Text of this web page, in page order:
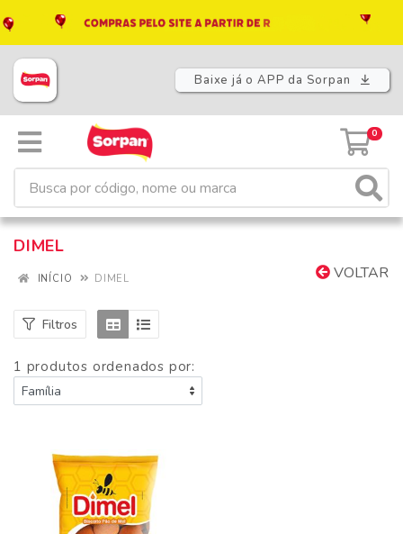
Baixe já o APP da Sorpan
0
DIMEL
VOLTAR
INÍCIO DIMEL
Filtros
1 produtos ordenados por: